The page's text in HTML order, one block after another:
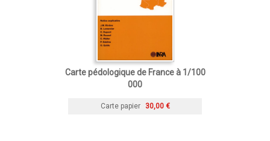
Carte pédologique de France à 1/100
000
Carte papier 30,00 €